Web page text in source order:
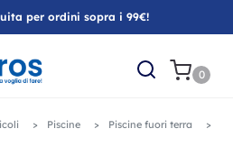
per ordini sopra i 99€!
0
Piscine Piscine fuori terra